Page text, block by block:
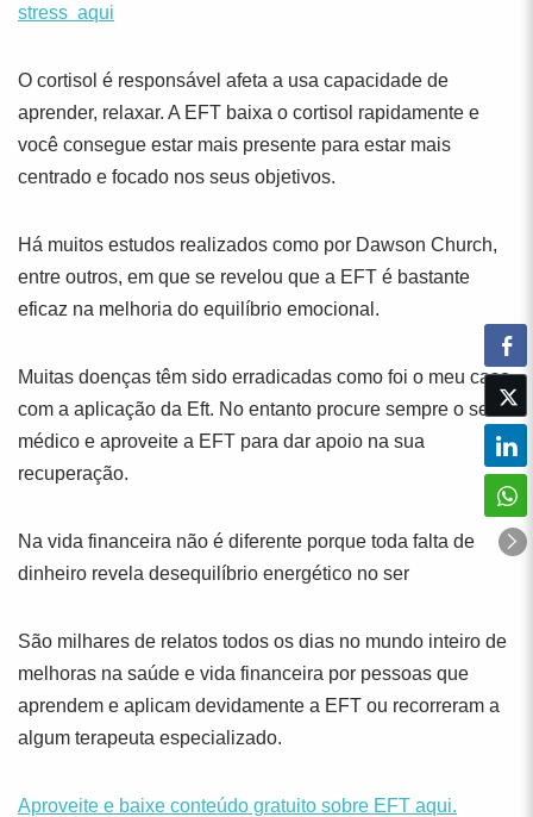
stress aqui
O cortisol é responsável afeta a usa capacidade de
aprender, relaxar. A EFT baixa o cortisol rapidamente e
você consegue estar mais presente para estar mais
centrado e focado nos seus objetivos.
Há muitos estudos realizados como por Dawson Church,
entre outros, em que se revelou que a EFT é bastante
eficaz na melhoria do equilíbrio emocional.
Muitas doenças têm sido erradicadas como foi o meu caso
com a aplicação da Eft. No entanto procure sempre o seu
médico e aproveite a EFT para dar apoio na sua
recuperação.
Na vida financeira não é diferente porque toda falta de
dinheiro revela desequilíbrio energético no ser
São milhares de relatos todos os dias no mundo inteiro de
melhoras na saúde e vida financeira por pessoas que
aprendem e aplicam devidamente a EFT ou recorreram a
algum terapeuta especializado.
Aproveite e baixe conteúdo gratuito sobre EFT aqui.